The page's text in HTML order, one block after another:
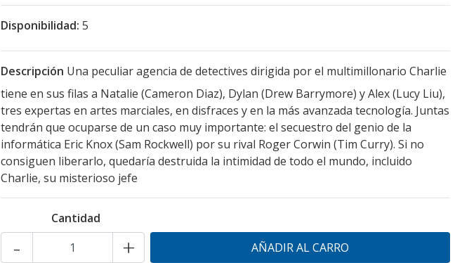
Disponibilidad: 5
Descripción Una peculiar agencia de detectives dirigida por el multimillonario Charlie
tiene en sus filas a Natalie (Cameron Diaz), Dylan (Drew Barrymore) y Alex (Lucy Liu),
tres expertas en artes marciales, en disfraces y en la más avanzada tecnología. Juntas
tendrán que ocuparse de un caso muy importante: el secuestro del genio de la
informática Eric Knox (Sam Rockwell) por su rival Roger Corwin (Tim Curry). Si no
consiguen liberarlo, quedaría destruida la intimidad de todo el mundo, incluido
Charlie, su misterioso jefe
Cantidad
+
-